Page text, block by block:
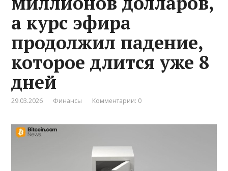
а курс эфира
продолжил падение,
которое длится уже 8
дней
29.03.2026 Финансы Комментарии: 0